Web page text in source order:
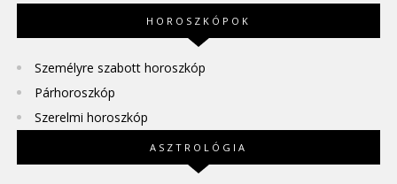
HOROSZKÓPOK
Személyre szabott horoszkóp
Párhoroszkóp
Szerelmi horoszkóp
ASZTROLÓGIA